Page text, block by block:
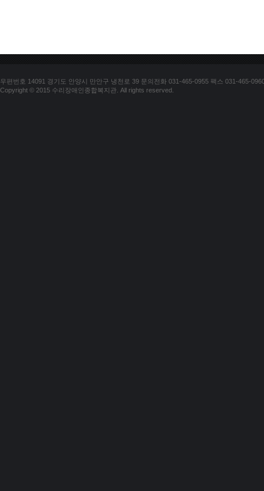
우편번호 14091 경기도 안양시 만안구 냉천로 39 문의전화 031-465-0955 팩스 031-465-
Copyright © 2015 수리장애인종합복지관. All rights reserved.